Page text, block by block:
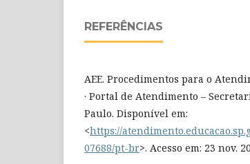
REFERÊNCIAS
AEE. Procedimentos para o
· Portal de Atendimento –
Paulo. Disponível em:
<https://
07688/pt-br>. Acesso em: 23 nov.